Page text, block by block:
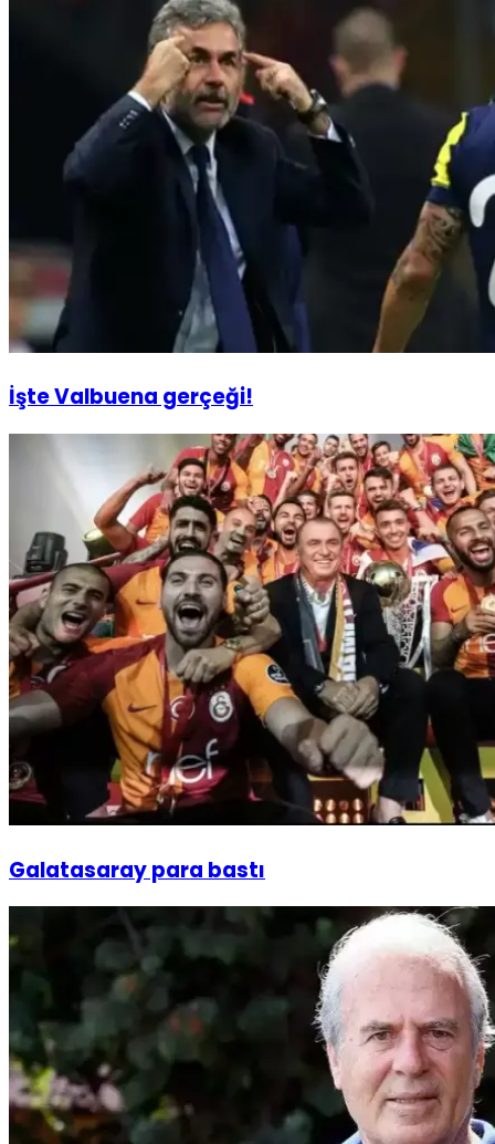
İşte Valbuena gerçeği!
Galatasaray para bastı